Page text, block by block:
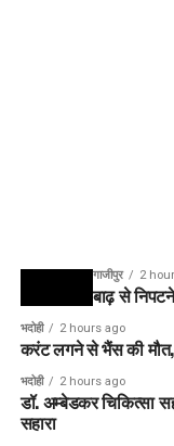
गाजीपुर 2
बाढ़ से
भदोही 2 hours ago
करंट लगने से भैंस की मौत,
भदोही 2 hours ago
डॉ. अम्बेडकर चिकित्सा
सहारा